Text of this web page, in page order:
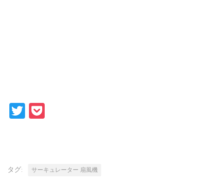
Twitter
タグ: サーキュレーター 扇風機